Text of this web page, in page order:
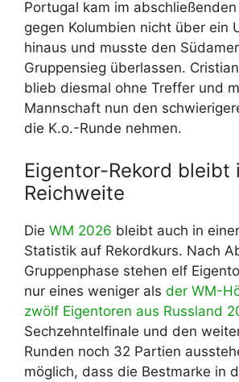
Portugal kam im
gegen Kolumbien nicht über ein
hinaus und musste den
Gruppensieg überlassen.
blieb diesmal ohne Treffer und
Mannschaft nun den
die K.o.-Runde nehmen.
Eigentor-Rekord bleibt
Reichweite
Die WM 2026 bleibt auch in
Statistik auf Rekordkurs. Nach
Gruppenphase stehen elf
nur eines weniger als der WM-
zwölf Eigentoren aus Russland
Sechzehntelfinale und den
Runden noch 32 Partien
möglich, dass die Bestmarke in